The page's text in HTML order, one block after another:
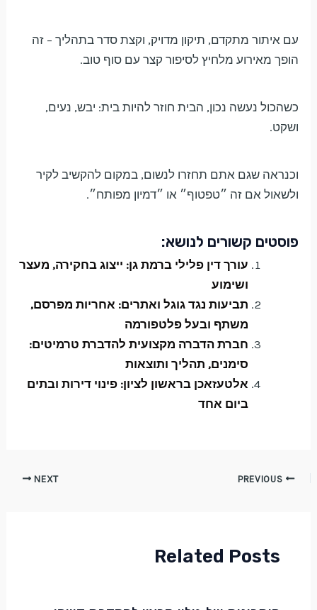
עם איתור מתקדם, תיקון מדויק, וקצת סדר בתהליך – זה
הופך מאירוע מלחיץ לסיפור קצר עם סוף טוב.
כשהכול נעשה נכון, הבית חוזר להיות בית: יבש, נעים,
ושקט.
וכנראה שגם אתם תחזרו לנשום, במקום להקשיב לקיר
ולשאול אם זה ״טפטוף״ או ״דמיון מפותח״.
פוסטים קשורים לנושא:
עורך דין פלילי ברמת גן: ייצוג בחקירה, מעצר
ושימוע
תביעות נגד גוגל ואתרים: אחריות מפרסם,
משתף ובעל פלטפורמה
חברת הדברה מקצועית להדברת טרמיטים:
סימנים, תהליך ותוצאות
אלטעזאכן בראשון לציון: פינוי דירות ובתים
ביום אחד
NEXT
Related Posts